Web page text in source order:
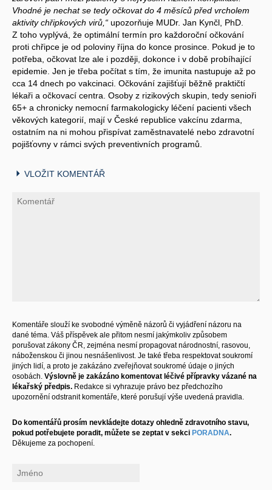
Vhodné je nechat se tedy očkovat do 4 měsíců před vrcholem
aktivity chřipkových virů,“ upozorňuje MUDr. Jan Kynčl, PhD.
Z toho vyplývá, že optimální termín pro každoroční očkování
proti chřipce je od poloviny října do konce prosince. Pokud je to
potřeba, očkovat lze ale i později, dokonce i v době probíhající
epidemie. Jen je třeba počítat s tím, že imunita nastupuje až po
cca 14 dnech po vakcinaci. Očkování zajišťují běžně praktičtí
lékaři a očkovací centra. Osoby z rizikových skupin, tedy senioři
65+ a chronicky nemocní farmakologicky léčení pacienti všech
věkových kategorií, mají v České republice vakcínu zdarma,
ostatním na ni mohou přispívat zaměstnavatelé nebo zdravotní
pojišťovny v rámci svých preventivních programů.
VLOŽIT KOMENTÁŘ
Komentáře slouží ke svobodné výměně názorů či vyjádření názoru na
dané téma. Váš příspěvek ale přitom nesmí jakýmkoliv způsobem
porušovat zákony ČR, zejména nesmí propagovat národnostní, rasovou,
náboženskou či jinou nesnášenlivost. Je také třeba respektovat soukromí
jiných lidí, a proto je zakázáno zveřejňovat soukromé údaje o jiných
osobách. Výslovně je zakázáno komentovat léčivé přípravky vázané na
lékařský předpis. Redakce si vyhrazuje právo bez předchozího
upozornění odstranit komentáře, které porušují výše uvedená pravidla.
Do komentářů prosím nevkládejte dotazy ohledně zdravotního stavu,
pokud potřebujete poradit, můžete se zeptat v sekci PORADNA.
Děkujeme za pochopení.